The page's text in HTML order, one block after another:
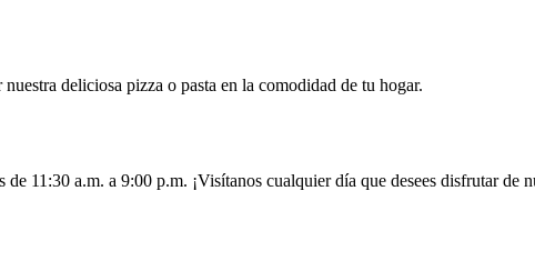
deliciosa pizza o pasta en la comodidad de tu hogar.
11:30 a.m. a 9:00 p.m. ¡Visítanos cualquier día que desees disfrutar de